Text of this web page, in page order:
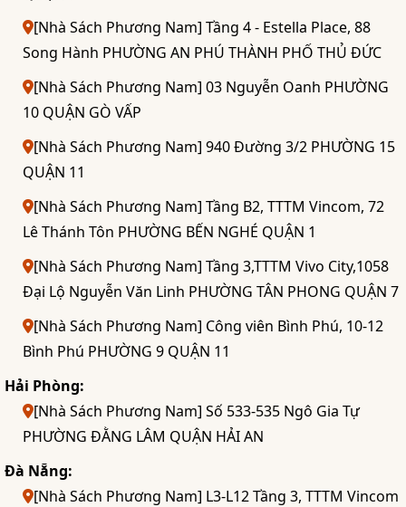
[Nhà Sách Phương Nam] Tầng 4 - Estella Place, 88
Song Hành PHƯỜNG AN PHÚ THÀNH PHỐ THỦ ĐỨC
[Nhà Sách Phương Nam] 03 Nguyễn Oanh PHƯỜNG
10 QUẬN GÒ VẤP
[Nhà Sách Phương Nam] 940 Đường 3/2 PHƯỜNG 15
QUẬN 11
[Nhà Sách Phương Nam] Tầng B2, TTTM Vincom, 72
Lê Thánh Tôn PHƯỜNG BẾN NGHÉ QUẬN 1
[Nhà Sách Phương Nam] Tầng 3,TTTM Vivo City,1058
Đại Lộ Nguyễn Văn Linh PHƯỜNG TÂN PHONG QUẬN 7
[Nhà Sách Phương Nam] Công viên Bình Phú, 10-12
Bình Phú PHƯỜNG 9 QUẬN 11
Hải Phòng:
[Nhà Sách Phương Nam] Số 533-535 Ngô Gia Tự
PHƯỜNG ĐẰNG LÂM QUẬN HẢI AN
Đà Nẵng:
[Nhà Sách Phương Nam] L3-L12 Tầng 3, TTTM Vincom